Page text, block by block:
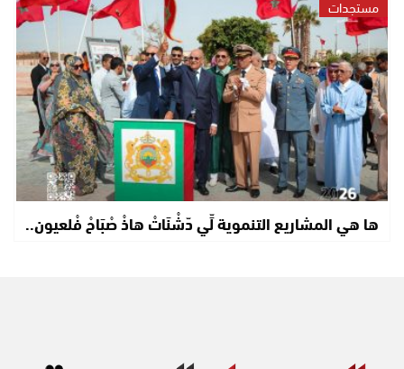
مستجدات
ها هي المشاريع التنموية لِّي دّشْنَاتْ هاذْ صْبَاحْ فْلعيون..